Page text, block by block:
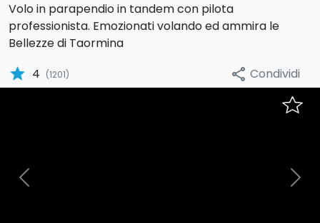
Volo in parapendio in tandem con pilota
professionista. Emozionati volando ed ammira le
Bellezze di Taormina
star 4 (1201) share Condividi
Previous Next